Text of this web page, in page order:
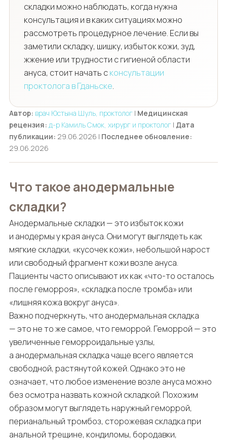
складки можно наблюдать, когда нужна
консультация и в каких ситуациях можно
рассмотреть процедурное лечение. Если вы
заметили складку, шишку, избыток кожи, зуд,
жжение или трудности с гигиеной области
ануса, стоит начать сконсультации
проктолога в Гданьске.
Автор: врач Юстына Шуль, проктолог| Медицинская
рецензия: д-р Камиль Смок, хирург и проктолог| Дата
публикации: 29.06.2026 | Последнее обновление:
29.06.2026
Что такое анодермальные
складки?
Анодермальные складки — это избыток кожи
и анодермы у края ануса. Они могут выглядеть как
мягкие складки, «кусочек кожи», небольшой нарост
или свободный фрагмент кожи возле ануса.
Пациенты часто описывают их как «что-то осталось
после геморроя», «складка после тромба» или
«лишняя кожа вокруг ануса».
Важно подчеркнуть, что анодермальная складка
— это не то же самое, что геморрой. Геморрой — это
увеличенные геморроидальные узлы,
а анодермальная складка чаще всего является
свободной, растянутой кожей. Однако это не
означает, что любое изменение возле ануса можно
без осмотра назвать кожной складкой. Похожим
образом могут выглядеть наружный геморрой,
перианальный тромбоз, сторожевая складка при
анальной трещине, кондиломы, бородавки,